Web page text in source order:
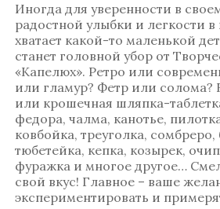
Иногда для уверенности в
радостной улыбки и легкости в
хватает какой-то маленькой
станет головной убор от
«Капелюх». Ретро или
или гламур? Фетр или
или крошечная шляпка-
федора, чалма, канотье,
ковбойка, треуголка, сомбреро,
тюбетейка, кепка, козырек,
фуражка и многое другое…
свой вкус! Главное – ваше
экспериментировать и